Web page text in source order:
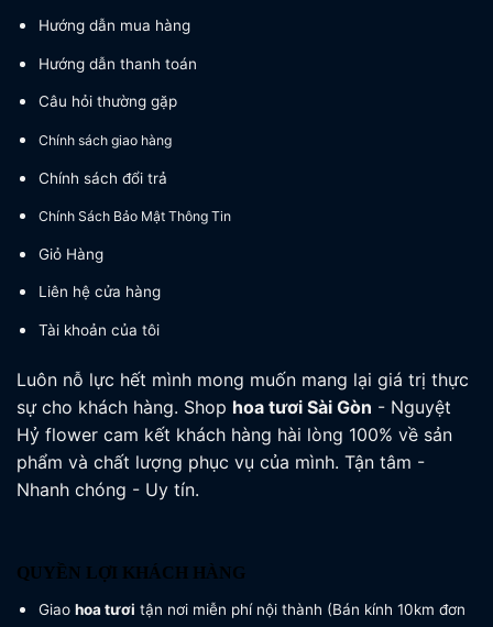
Hướng dẫn mua hàng
Hướng dẫn thanh toán
Câu hỏi thường gặp
Chính sách giao hàng
Chính sách đổi trả
Chính Sách Bảo Mật Thông Tin
Giỏ Hàng
Liên hệ cửa hàng
Tài khoản của tôi
Luôn nỗ lực hết mình mong muốn mang lại giá trị thực
sự cho khách hàng. Shop hoa tươi Sài Gòn - Nguyệt
Hỷ flower cam kết khách hàng hài lòng 100% về sản
phẩm và chất lượng phục vụ của mình. Tận tâm -
Nhanh chóng - Uy tín.
QUYỀN LỢI KHÁCH HÀNG
Giao hoa tươi tận nơi miễn phí nội thành (Bán kính 10km đơn